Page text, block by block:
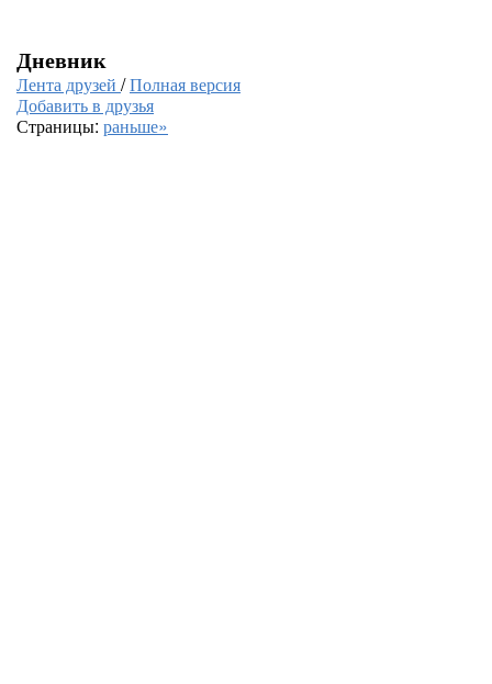
Дневник
Лента друзей /Полная версия
Добавить в друзья
Страницы: раньше»